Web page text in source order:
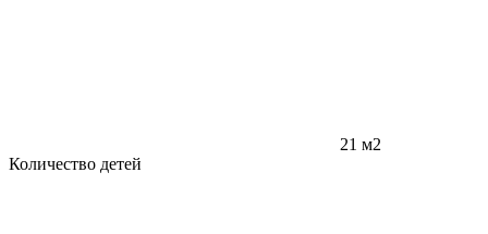
21 м2
Количество детей